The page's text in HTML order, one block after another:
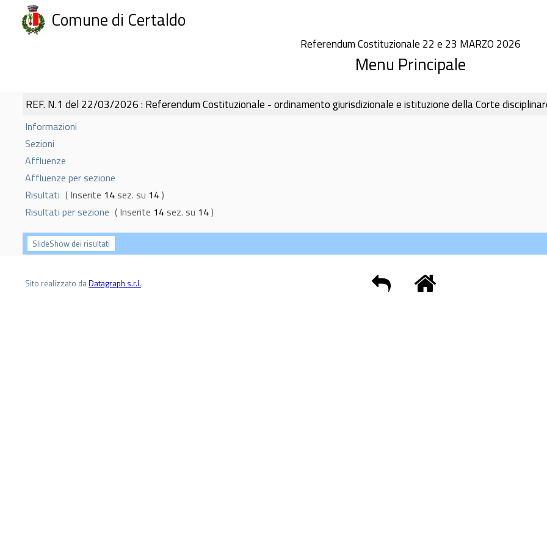
Comune di Certaldo
Referendum Costituzionale 22 e 23 MARZO 2026
Menu Principale
REF. N.1 del 22/03/2026 : Referendum Costituzionale - ordinamento giurisdizionale e istituzione della Corte
Informazioni
Sezioni
Affluenze
Affluenze per sezione
Risultati ( Inserite 14sez. su 14)
Risultati per sezione ( Inserite 14sez. su 14)
SlideShow dei risultati
Sito realizzato daDatagraph s.r.l.